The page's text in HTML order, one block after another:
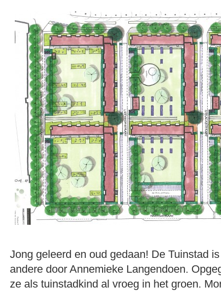
Jong geleerd en oud gedaan! De Tuinstad
andere door Annemieke Langendoen.
ze als tuinstadkind al vroeg in het groen.